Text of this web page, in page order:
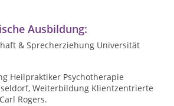
Ausbildung:
& Sprecherziehung Universität
Heilpraktiker Psychotherapie
Weiterbildung Klientzentrierte
Rogers.